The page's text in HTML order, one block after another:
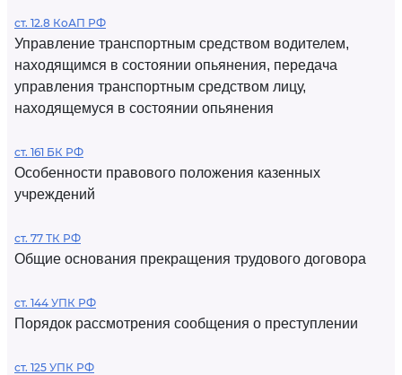
ст. 12.8 КоАП РФ
Управление транспортным средством водителем,
находящимся в состоянии опьянения, передача
управления транспортным средством лицу,
находящемуся в состоянии опьянения
ст. 161 БК РФ
Особенности правового положения казенных
учреждений
ст. 77 ТК РФ
Общие основания прекращения трудового договора
ст. 144 УПК РФ
Порядок рассмотрения сообщения о преступлении
ст. 125 УПК РФ